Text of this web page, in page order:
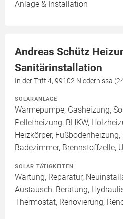
Anlage & Installation
Andreas Schütz
Sanitärinstallation
In der Trift 4, 99102 Niedernissa
SOLARANLAGE
Wärmepumpe, Gasheizung,
Pelletheizung, BHKW,
Heizkörper,
Badezimmer, Brennstoffzelle,
SOLAR TÄTIGKEITEN
Wartung, Reparatur,
Austausch, Beratung,
Thermostat, Renovierung,